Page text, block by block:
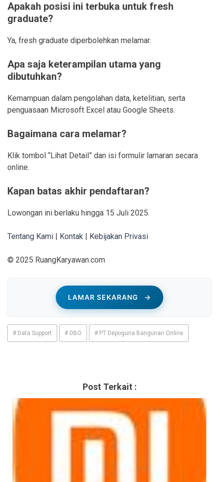
Apakah posisi ini terbuka untuk fresh
graduate?
Ya, fresh graduate diperbolehkan melamar.
Apa saja keterampilan utama yang
dibutuhkan?
Kemampuan dalam pengolahan data, ketelitian, serta
penguasaan Microsoft Excel atau Google Sheets.
Bagaimana cara melamar?
Klik tombol “Lihat Detail” dan isi formulir lamaran secara
online.
Kapan batas akhir pendaftaran?
Lowongan ini berlaku hingga 15 Juli 2025.
Tentang Kami Kontak Kebijakan Privasi
© 2025 RuangKaryawan.com
LAMAR SEKARANG →
# Data Support # DBO # PT Depoguna Bangunan Online
Post Terkait :